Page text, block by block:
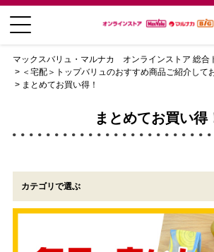
マックスバリュ・マルナカ オンラインストア 総合
＜宅配＞トップバリュのおすすめ商品ご紹介して
まとめてお買い得！
まとめてお買い得
カテゴリで選ぶ